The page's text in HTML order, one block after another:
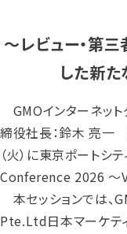
～レビュー・第
した新
GMOインターネッ
締役社長：鈴木 亮一
（火）に東京ポートシ
Conference 2026 ～
本セッションでは、
Pte.Ltd日本マーケテ